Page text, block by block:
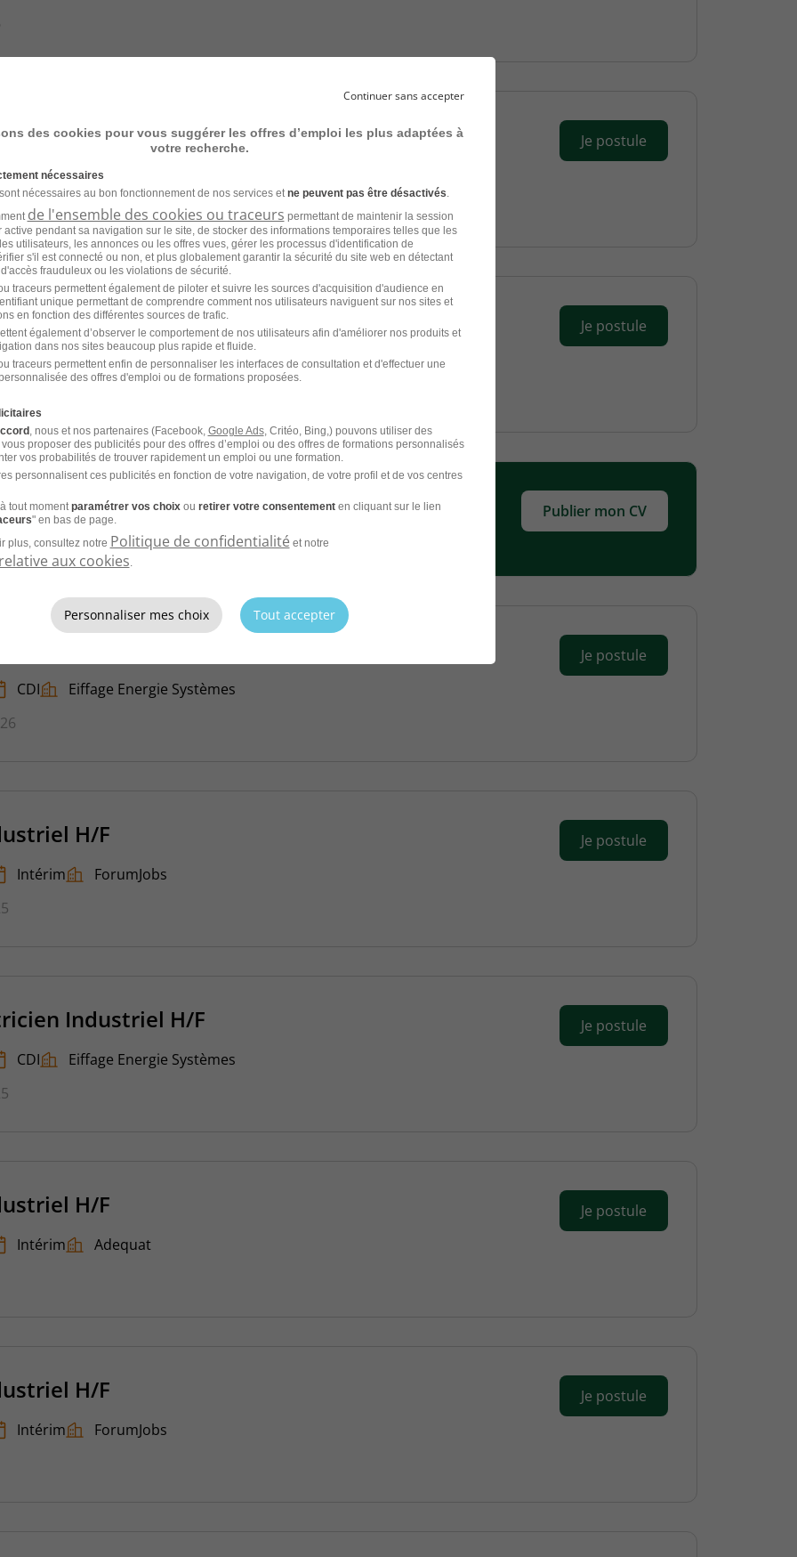
Industriel H/F
Alternance
Je postule
H/F
CDI
SNEF
Je postule
et laissez les recruteurs venir à
Publier mon CV
H/F
CDI
Eiffage Energie Systèmes
Je postule
H/F
Intérim
ForumJobs
Je postule
Industriel H/F
CDI
Eiffage Energie Systèmes
Je postule
H/F
Intérim
Adequat
Je postule
H/F
Intérim
ForumJobs
Je postule
Continuer sans accepter
des cookies pour vous suggérer les offres d’emploi les plus adaptées à
votre recherche.
nécessaires
nécessaires au bon fonctionnement de nos services et ne peuvent pas être désactivés
de l'ensemble des cookies ou traceurs permettant de maintenir la session
active pendant sa navigation sur le site, de stocker des informations temporaires telles que les
utilisateurs, les annonces ou les offres vues, gérer les processus d'identification de
s'il est connecté ou non, et plus globalement garantir la sécurité du site web en détectant
frauduleux ou les violations de sécurité.
traceurs permettent également de piloter et suivre les sources d'acquisition d'audience en
unique permettant de comprendre comment nos utilisateurs naviguent sur nos sites et
en fonction des différentes sources de trafic.
également d’observer le comportement de nos utilisateurs afin d'améliorer nos produits et
dans nos sites beaucoup plus rapide et fluide.
traceurs permettent enfin de personnaliser les interfaces de consultation et d'effectuer une
des offres d'emploi ou de formations proposées.
, nous et nos partenaires (Facebook, Google Ads, Critéo, Bing,) pouvons utiliser des
proposer des publicités pour des offres d’emploi ou des offres de formations personnalisés
vos probabilités de trouver rapidement un emploi ou une formation.
personnalisent ces publicités en fonction de votre navigation, de votre profil et de vos centres
tout moment paramétrer vos choixou retirer votre consentementen cliquant sur le lien
" en bas de page.
plus, consultez notre Politique de confidentialité et notre
aux cookies
Personnaliser mes choix Tout accepter